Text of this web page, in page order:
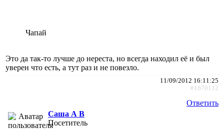
Чапай
Это да так-то лучше до нереста, но всегда находил её и был
уверен что есть, а тут раз и не повезло.
11/09/2012 16:11:25
#1670112
Ответить
Саша А В
Посетитель